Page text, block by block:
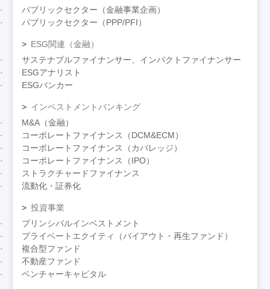
パブリックセクター（金融事業企画）
パブリックセクター（PPP/PFI）
ESG関連（金融）
サステナブルファイナンサー、インパクトファイナンサー
ESGアナリスト
ESGバンカー
インベストメントバンキング
M&A（金融）
コーポレートファイナンス（DCM&ECM）
コーポレートファイナンス（カバレッジ）
コーポレートファイナンス（IPO）
ストラクチャードファイナンス
流動化・証券化
投資事業
プリンシパルインベストメント
プライベートエクイティ（バイアウト・再生ファンド）
複合型ファンド
不動産ファンド
ベンチャーキャピタル